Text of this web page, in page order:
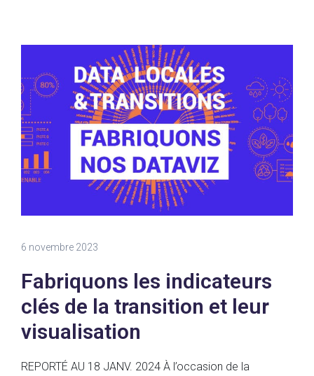
6 novembre 2023
Fabriquons les indicateurs
clés de la transition et leur
visualisation
REPORTÉ AU 18 JANV. 2024 À l’occasion de la